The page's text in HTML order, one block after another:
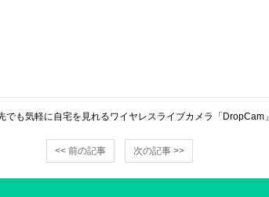
も気軽に自宅を見れるワイヤレスライブカメラ「DropCam」
<< 前の記事 次の記事 >>